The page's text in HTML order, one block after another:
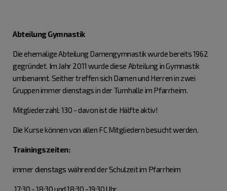
Abteilung Gymnastik
Die ehemalige Abteilung Damengymnastik wurde bereits 1962
gegründet. Im Jahr 2011 wurde diese Abteilung in Gymnastik
umbenannt. Seither treffen sich Damen und Herren in zwei
Gruppen immer dienstags in der Turnhalle im Pfarrheim.
Mitgliederzahl: 130 - davon ist die Hälfte aktiv!
Die Kurse können von allen FC Mitgliedern besucht werden.
Trainingszeiten:
immer dienstags während der Schulzeit im Pfarrheim
17:30 - 18:30 und 18:30 -19:30 Uhr